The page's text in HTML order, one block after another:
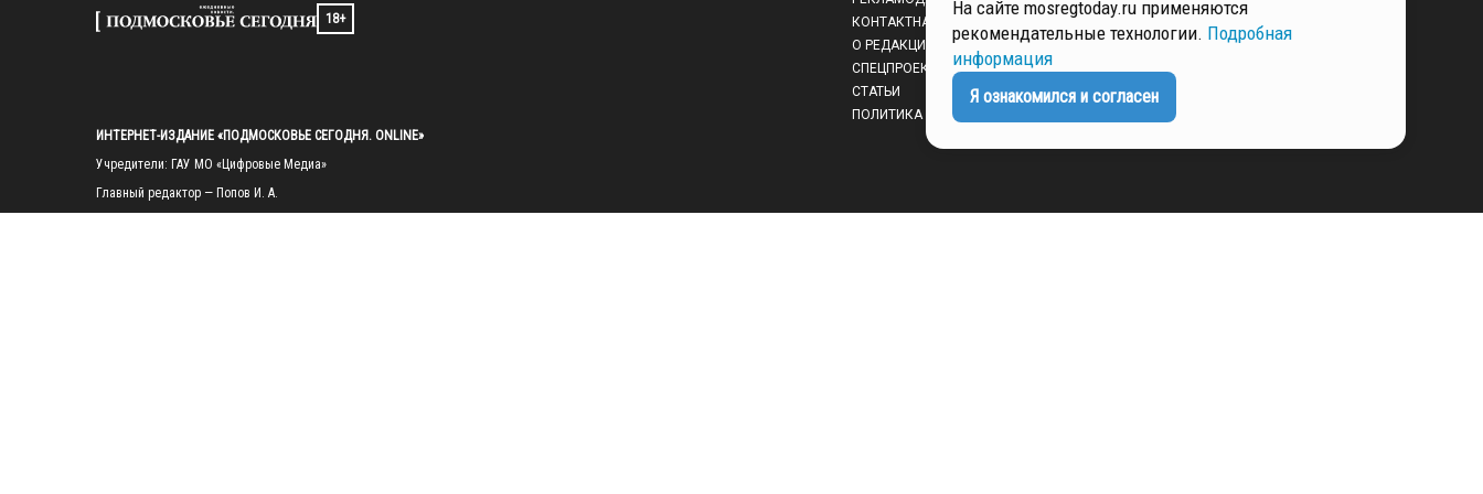
18+
ИНТЕРНЕТ-ИЗДАНИЕ «ПОДМОСКОВЬЕ СЕГОДНЯ. ONLINE»
Учредители: ГАУ МО «Цифровые Медиа»
Главный редактор — Попов И. А.
КОНТАКТНАЯ ИНФОРМАЦИЯ
О РЕДАКЦИИ
СПЕЦПРОЕКТЫ
СТАТЬИ
ПОЛИТИКА КОНФИДЕНЦИАЛЬНОСТИ
На сайте mosregtoday.ru применяются
рекомендательные технологии. Подробная
информация
Я ознакомился и согласен